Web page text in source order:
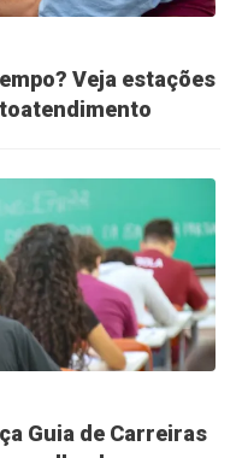
Veja estações
Guia de Carreiras